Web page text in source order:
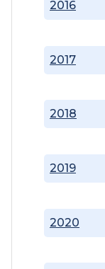
2016
2017
2018
2019
2020